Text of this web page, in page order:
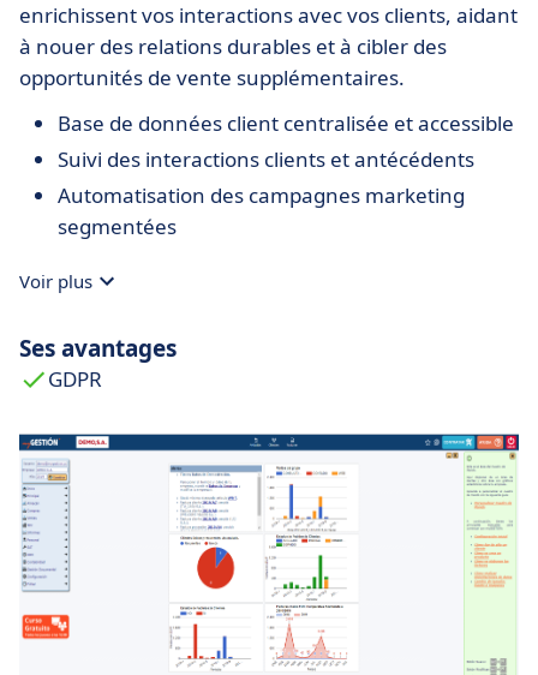
enrichissent vos interactions avec vos clients, aidant
à nouer des relations durables et à cibler des
opportunités de vente supplémentaires.
Base de données client centralisée et accessible
Suivi des interactions clients et antécédents
Automatisation des campagnes marketing
segmentées
Voir plus
Ses avantages
GDPR